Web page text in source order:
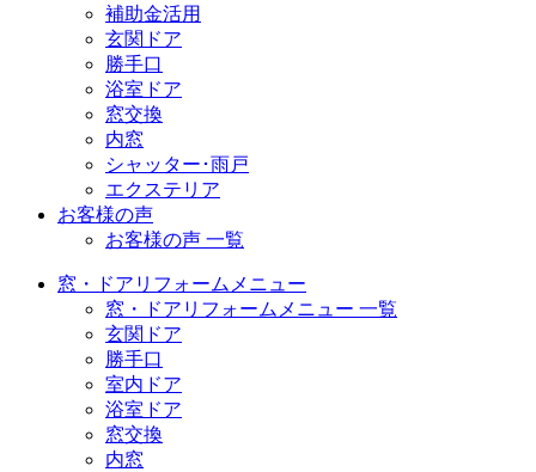
補助金活用
玄関ドア
勝手口
浴室ドア
窓交換
内窓
シャッター･雨戸
エクステリア
お客様の声
お客様の声 一覧
窓・ドアリフォームメニュー
窓・ドアリフォームメニュー 一覧
玄関ドア
勝手口
室内ドア
浴室ドア
窓交換
内窓